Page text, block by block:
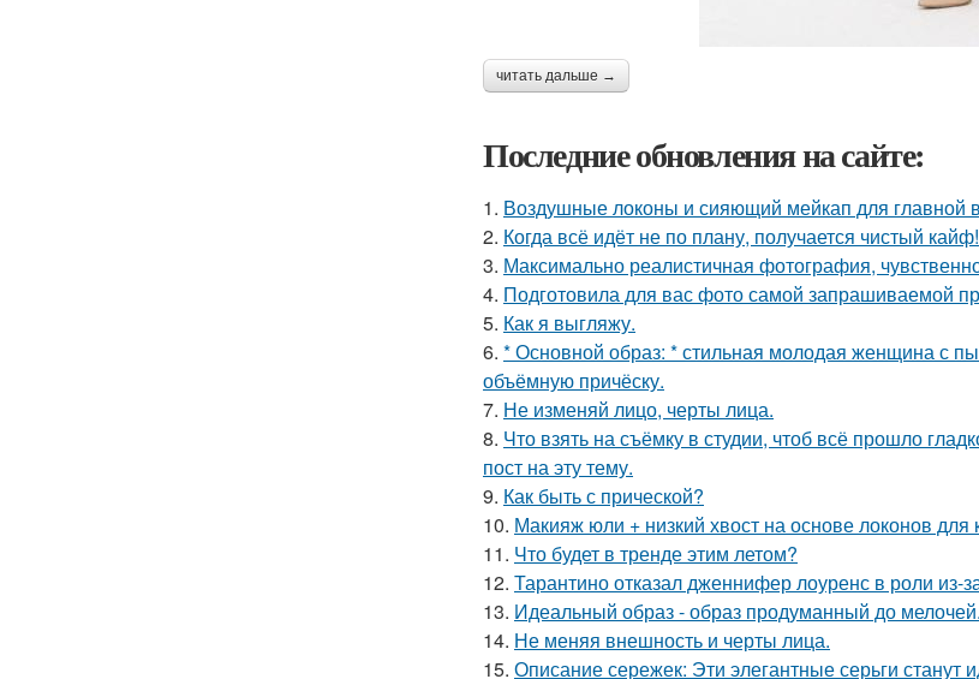
читать дальше →
Последние обновления на сайте:
1. Воздушные локоны и сияющий мейкап для главной
2. Когда всё идёт не по плану, получается чистый кайф!
3. Максимально реалистичная фотография,
4. Подготовила для вас фото самой запрашиваемой
5. Как я выгляжу.
6. * Основной образ: * стильная молодая женщина с
объёмную причёску.
7. Не изменяй лицо, черты лица.
8. Что взять на съёмку в студии, чтоб всё прошло
пост на эту тему.
9. Как быть с прической?
10. Макияж юли + низкий хвост на основе локонов для
11. Что будет в тренде этим летом?
12. Тарантино отказал дженнифер лоуренс в роли из-
13. Идеальный образ - образ продуманный до мелочей.
14. Не меняя внешность и черты лица.
15. Описание сережек: Эти элегантные серьги